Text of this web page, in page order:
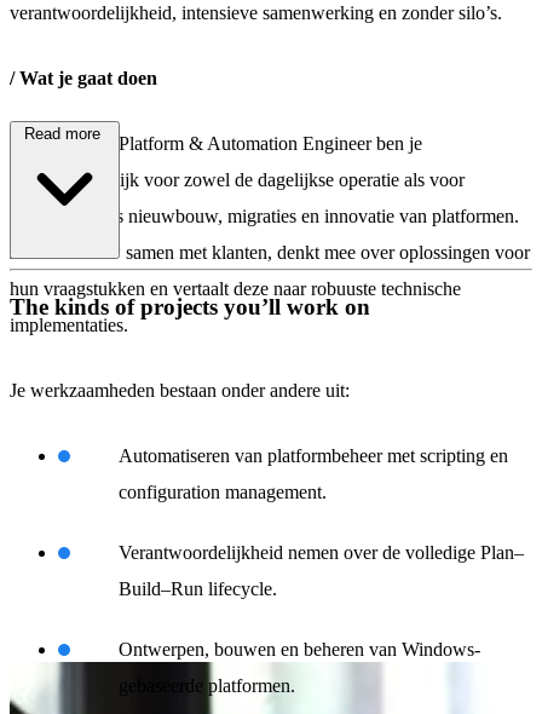
verantwoordelijkheid, intensieve samenwerking en zonder silo’s.
/ Wat je gaat doen
Als Windows Platform & Automation Engineer ben je
verantwoordelijk voor zowel de dagelijkse operatie als voor
projecten zoals nieuwbouw, migraties en innovatie van platformen.
Je werkt nauw samen met klanten, denkt mee over oplossingen voor
hun vraagstukken en vertaalt deze naar robuuste technische
implementaties.
Je werkzaamheden bestaan onder andere uit:
Automatiseren van platformbeheer met scripting en
configuration management.
Verantwoordelijkheid nemen over de volledige Plan–
Build–Run lifecycle.
Ontwerpen, bouwen en beheren van Windows-
gebaseerde platformen.
Read more
The kinds of projects you’ll work on